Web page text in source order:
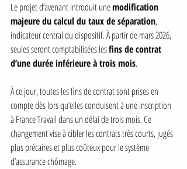
Le projet d’avenant introduit une modification
majeure du calcul du taux de séparation,
indicateur central du dispositif. À partir de mars 2026,
seules seront comptabilisées les fins de contrat
d’une durée inférieure à trois mois.
À ce jour, toutes les fins de contrat sont prises en
compte dès lors qu’elles conduisent à une inscription
à France Travail dans un délai de trois mois. Ce
changement vise à cibler les contrats très courts, jugés
plus précaires et plus coûteux pour le système
d’assurance chômage.